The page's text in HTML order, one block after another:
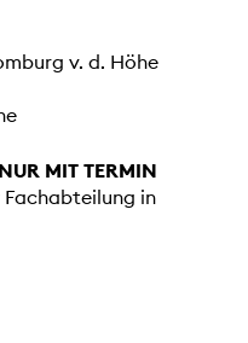
v. d. Höhe
MIT TERMIN
in